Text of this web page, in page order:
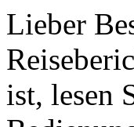
Lieber
ist, lesen